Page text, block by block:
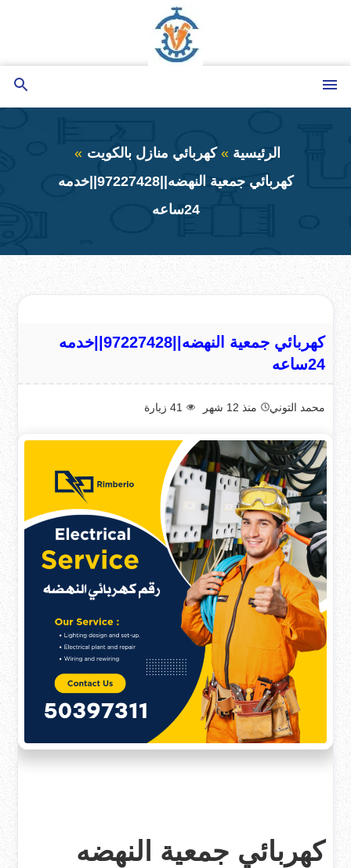
المحتوى
الرئيسية
كهربائي منازل بالكويت
كهربائي جمعية النهضه||97227428||خدمه
24ساعه
كهربائي جمعية النهضه||97227428||خدمه
24ساعه
محمد التوني منذ 12 شهر 41 زيارة
كهربائي جمعية النهضه